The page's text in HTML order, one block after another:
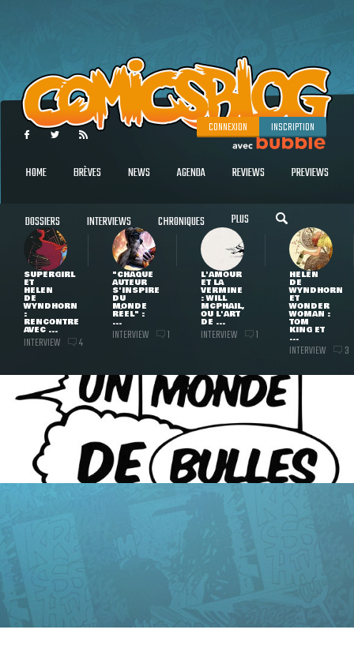
CONNEXION INSCRIPTION
HOME BRÈVES NEWS AGENDA REVIEWS PREVIEWS
DOSSIERS INTERVIEWS CHRONIQUES PLUS
SUPERGIRL
ET
HELEN
DE
WYNDHORN
:
RENCONTRE
AVEC ...
INTERVIEW 4
"CHAQUE
AUTEUR
S'INSPIRE
DU
MONDE
RÉEL" :
...
INTERVIEW 1
L'AMOUR
ET LA
VERMINE
: WILL
MCPHAIL,
OU L'ART
DE ...
INTERVIEW 1
HELEN
DE
WYNDHORN
ET
WONDER
WOMAN :
TOM
KING ET
...
INTERVIEW 3